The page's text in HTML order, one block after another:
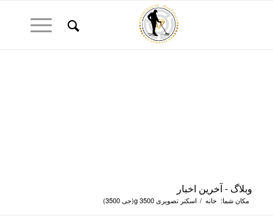
وبلاگ - آخرین اخبار
مکان شما: خانه / اسکنر تصویری g 3500(جی 3500)